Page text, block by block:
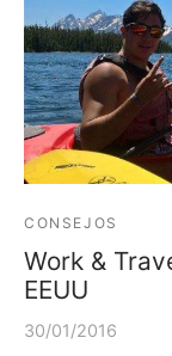
CONSEJOS
Work &
EEUU
30/01/2016